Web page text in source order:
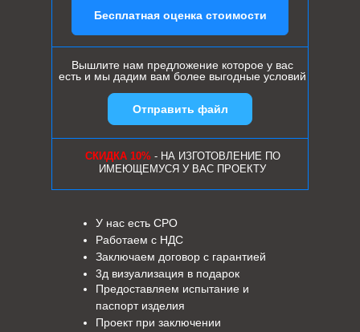
Бесплатная оценка стоимости
Вышлите нам предложение которое у вас
есть и мы дадим вам более выгодные условий
СКИДКА 10%- НА ИЗГОТОВЛЕНИЕ ПО
ИМЕЮЩЕМУСЯ У ВАС ПРОЕКТУ
Предоставляем испытание и
паспорт изделия
Проект при заключении
У нас есть СРО
Работаем с НДС
Заключаем договор с гарантией
3д визуализация в подарок
Отправить файл